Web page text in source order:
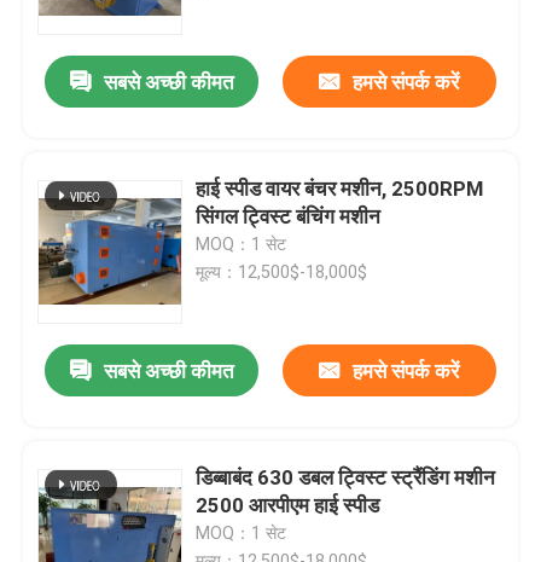
वीडियो
हमारे बारे में
गुणवत्ता नियंत्रण
एक उद्धरण का अनुरोध करें
केबल एक्सट्रूडर मशीन
वायर एक्सट्रूडर मशीन
सबसे अच्छी कीमत हमसे संपर्क करें
हाई स्पीड वायर बंचर मशीन, 2500RPM
सिंगल ट्विस्ट बंचिंग मशीन
MOQ：1 सेट
मूल्य：12,500$-18,000$
सबसे अच्छी कीमत हमसे संपर्क करें
डिब्बाबंद 630 डबल ट्विस्ट स्ट्रैंडिंग मशीन
2500 आरपीएम हाई स्पीड
MOQ：1 सेट